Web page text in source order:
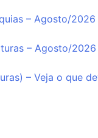
– Agosto/2026
– Agosto/2026
– Veja o que